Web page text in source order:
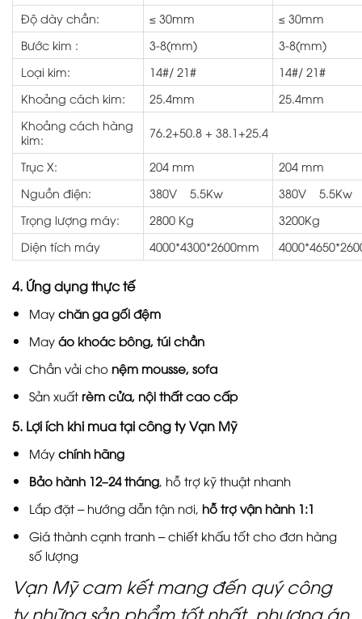
Độ dày chần:
≤ 30mm
≤ 30mm
Bước kim :
3-8(mm)
3-8(mm)
Loại kim:
14#/ 21#
14#/ 21#
Khoảng cách kim:
25.4mm
25.4mm
Khoảng cách hàng
kim:
76.2+50.8 + 38.1+25.4
Trục X: 204 mm
204 mm
Nguồn điện:
380V 5.5Kw
380V 5.5Kw
Trọng lượng máy:
2800 Kg
3200Kg
Diện tích máy
4000*4300*2600mm
4. Ứng dụng thực tế
May chăn ga gối đệm
May áo khoác bông, túi chần
Chần vải cho nệm mousse, sofa
Sản xuất rèm cửa, nội thất cao cấp
5. Lợi ích khi mua tại công ty Vạn Mỹ
Máy chính hãng
Bảo hành 12–24 tháng, hỗ trợ kỹ thuật nhanh
Lắp đặt – hướng dẫn tận nơi, hỗ trợ vận hành 1:1
Giá thành cạnh tranh – chiết khấu tốt cho đơn hàng
số lượng
Vạn Mỹ cam kết mang đến quý công
ty những sản phẩm tốt nhất, phương án